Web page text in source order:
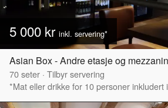
5 000 kr inkl. servering*
Asian Box - Andre etasje og
70seter · Tilbyr servering
*Mat eller drikke for 10 personer inkludert